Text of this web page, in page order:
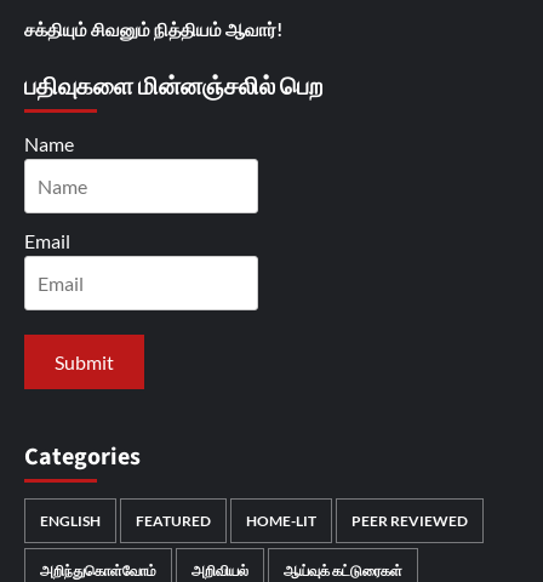
சக்தியும் சிவனும் நித்தியம் ஆவார்!
பதிவுகளை மின்னஞ்சலில் பெற
Name
Email
Categories
ENGLISH FEATURED HOME-LIT PEER REVIEWED
அறிந்துகொள்வோம் அறிவியல் ஆய்வுக் கட்டுரைகள்